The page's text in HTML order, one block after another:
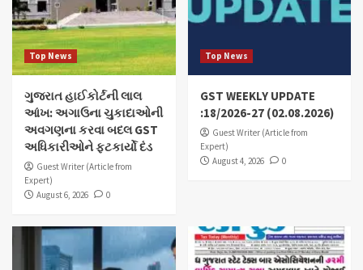
Top News
ગુજરાત હાઈકોર્ટની લાલ
આંખ: અગાઉના ચુકાદાઓની
અવગણના કરવા બદલ GST
અધિકારીઓને ફટકાર્યો દંડ
Guest Writer (Article from
Expert)
August 6, 2026
0
Top News
GST WEEKLY UPDATE
:18/2026-27 (02.08.2026)
Guest Writer (Article from
Expert)
August 4, 2026
0